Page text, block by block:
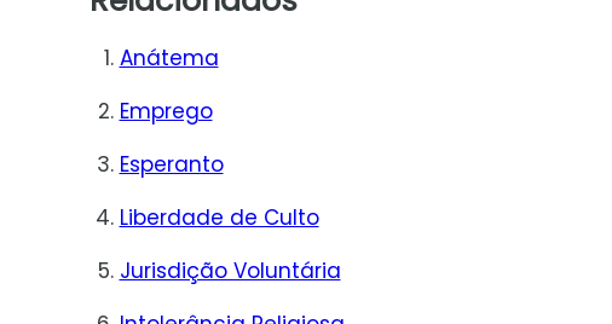
Anátema
Emprego
Esperanto
Liberdade de Culto
Jurisdição Voluntária